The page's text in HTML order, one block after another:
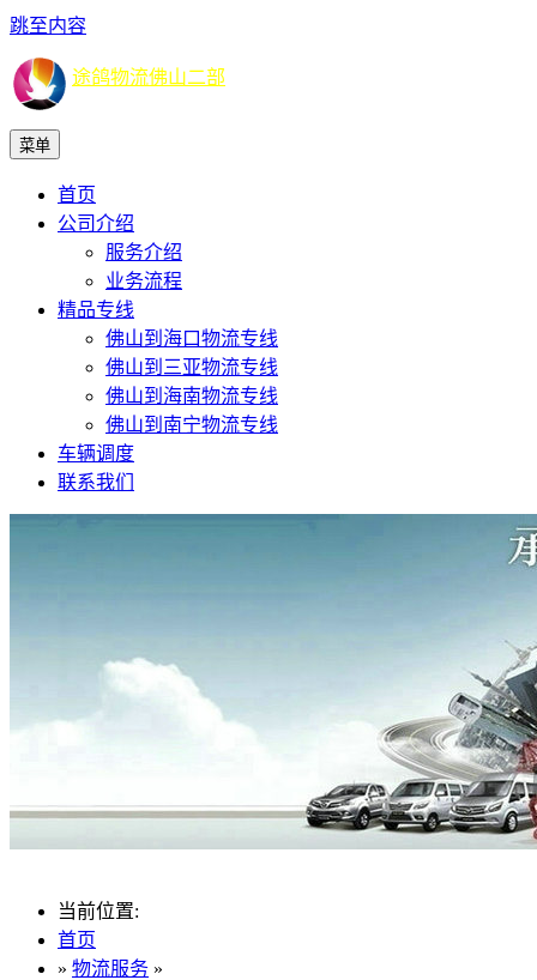
跳至内容
途鸽物流佛山二部
菜单
首页
公司介绍
服务介绍
业务流程
精品专线
佛山到海口物流专线
佛山到三亚物流专线
佛山到海南物流专线
佛山到南宁物流专线
车辆调度
联系我们
当前位置:
首页
» 物流服务 »